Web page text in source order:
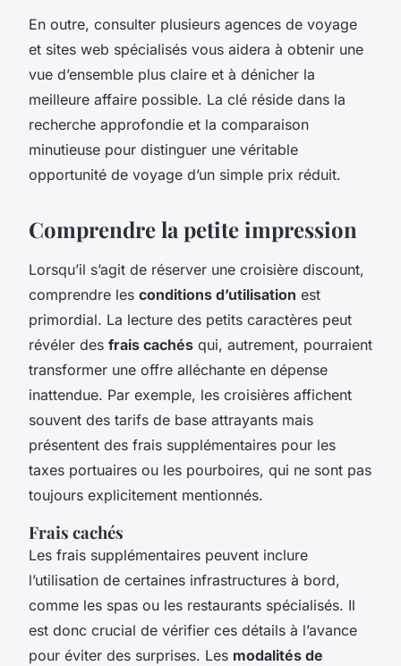
En outre, consulter plusieurs agences de voyage
et sites web spécialisés vous aidera à obtenir une
vue d’ensemble plus claire et à dénicher la
meilleure affaire possible. La clé réside dans la
recherche approfondie et la comparaison
minutieuse pour distinguer une véritable
opportunité de voyage d’un simple prix réduit.
Comprendre la petite impression
Lorsqu’il s’agit de réserver une croisière discount,
comprendre les conditions d’utilisation est
primordial. La lecture des petits caractères peut
révéler des frais cachés qui, autrement, pourraient
transformer une offre alléchante en dépense
inattendue. Par exemple, les croisières affichent
souvent des tarifs de base attrayants mais
présentent des frais supplémentaires pour les
taxes portuaires ou les pourboires, qui ne sont pas
toujours explicitement mentionnés.
Frais cachés
Les frais supplémentaires peuvent inclure
l’utilisation de certaines infrastructures à bord,
comme les spas ou les restaurants spécialisés. Il
est donc crucial de vérifier ces détails à l’avance
pour éviter des surprises. Les modalités de